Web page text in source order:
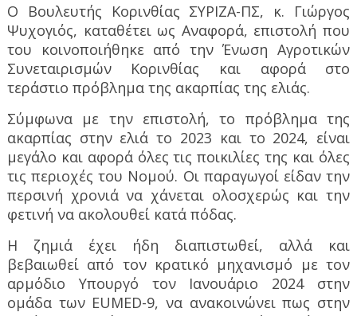
Ο Βουλευτής Κορινθίας ΣΥΡΙΖΑ-ΠΣ, κ. Γιώργος
Ψυχογιός, καταθέτει ως Αναφορά, επιστολή που
του κοινοποιήθηκε από την Ένωση Αγροτικών
Συνεταιρισμών Κορινθίας και αφορά στο
τεράστιο πρόβλημα της ακαρπίας της ελιάς.
Σύμφωνα με την επιστολή, το πρόβλημα της
ακαρπίας στην ελιά το 2023 και το 2024, είναι
μεγάλο και αφορά όλες τις ποικιλίες της και όλες
τις περιοχές του Νομού. Οι παραγωγοί είδαν την
περσινή χρονιά να χάνεται ολοσχερώς και την
φετινή να ακολουθεί κατά πόδας.
Η ζημιά έχει ήδη διαπιστωθεί, αλλά και
βεβαιωθεί από τον κρατικό μηχανισμό με τον
αρμόδιο Υπουργό τον Ιανουάριο 2024 στην
ομάδα των EUMED-9, να ανακοινώνει πως στην